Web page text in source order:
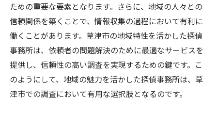
ための重要な要素となります。さらに、地域の人々との
信頼関係を築くことで、情報収集の過程において有利に
働くことがあります。草津市の地域特性を活かした探偵
事務所は、依頼者の問題解決のために最適なサービスを
提供し、信頼性の高い調査を実現するための鍵です。こ
のようにして、地域の魅力を活かした探偵事務所は、草
津市での調査において有用な選択肢となるのです。